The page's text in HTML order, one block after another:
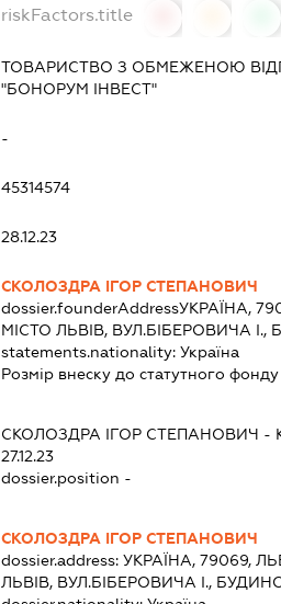
riskFactors.title
ТОВАРИСТВО З ОБМЕЖЕНОЮ
"БОНОРУМ ІНВЕСТ"
-
45314574
28.12.23
СКОЛОЗДРА ІГОР СТЕПАНОВИЧ
dossier.founderAddressУКРАЇНА,
МІСТО ЛЬВІВ, ВУЛ.БІБЕРОВИЧА І.,
statements.nationality: Україна
Розмір внеску до статутного
СКОЛОЗДРА ІГОР СТЕПАНОВИЧ -
27.12.23
dossier.position -
СКОЛОЗДРА ІГОР СТЕПАНОВИЧ
dossier.address: УКРАЇНА, 79069,
ЛЬВІВ, ВУЛ.БІБЕРОВИЧА І.,